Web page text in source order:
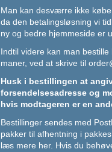
Man kan desværre ikke
da den betalingsløsning vi
ny og bedre hjemmeside er
Indtil videre kan man
maner, ved at skrive til
Husk i bestillingen at
forsendelsesadresse og
hvis modtageren er en
Bestillinger sendes med
pakker til afhentning i
læs mere her. Hvis du